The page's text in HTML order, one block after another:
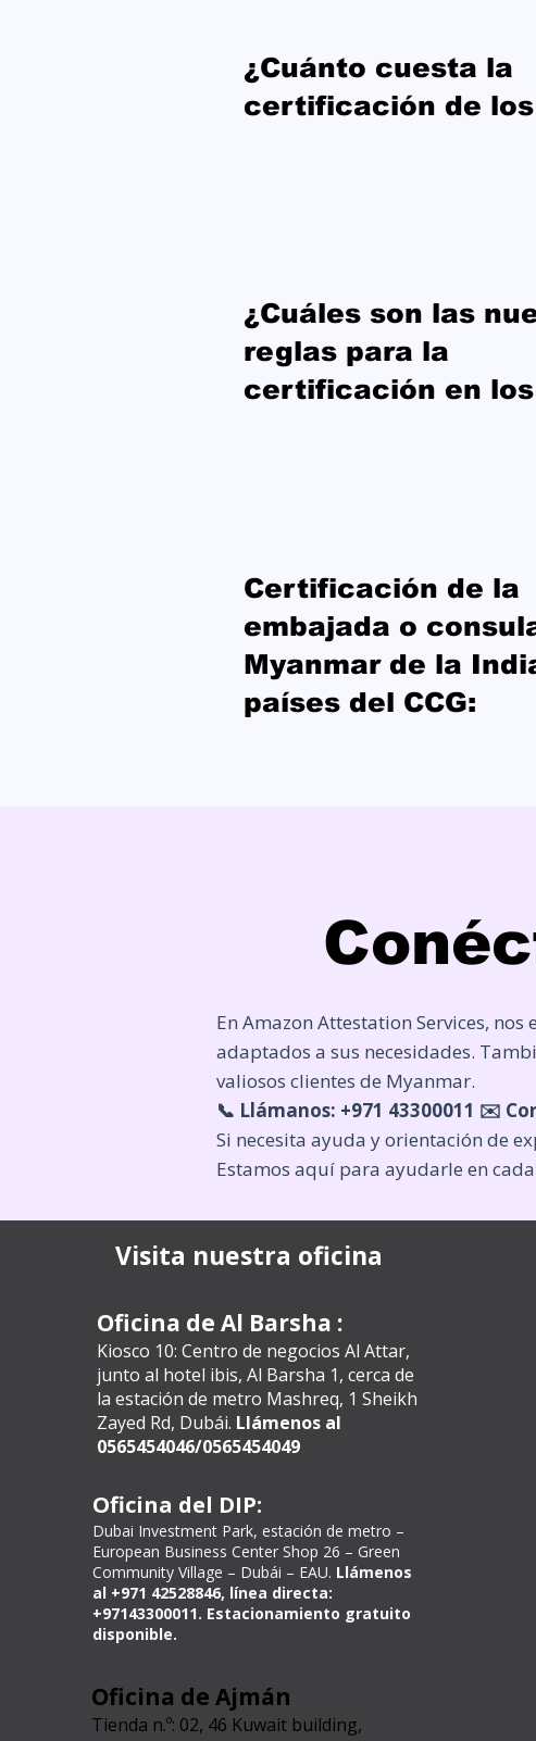
¿Cuánto cuesta la
certificación de los
¿Cuáles son las
reglas para la
certificación en los
Certificación de la
embajada o
Myanmar de la
países del CCG:
En Amazon Attestation Services,
adaptados a sus necesidades.
valiosos clientes de Myanmar.
📞 Llámanos: +971 43300011 ✉️
Si necesita ayuda y orientación de
Estamos aquí para ayudarle en
Visita nuestra oficina
Oficina de Al Barsha :
Kiosco 10: Centro de negocios Al Attar,
junto al hotel ibis, Al Barsha 1, cerca de
la estación de metro Mashreq, 1 Sheikh
Zayed Rd, Dubái. Llámenos al
0565454046/0565454049
Oficina del DIP:
Dubai Investment Park, estación de metro –
European Business Center Shop 26 – Green
Community Village – Dubái – EAU. Llámenos
al +971 42528846, línea directa:
+97143300011. Estacionamiento gratuito
disponible.
Oficina de Ajmán
Tienda n.º: 02, 46 Kuwait building,